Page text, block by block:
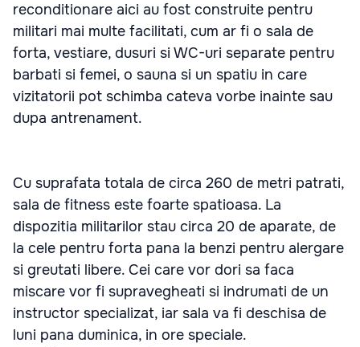
reconditionare aici au fost construite pentru
militari mai multe facilitati, cum ar fi o sala de
forta, vestiare, dusuri si WC-uri separate pentru
barbati si femei, o sauna si un spatiu in care
vizitatorii pot schimba cateva vorbe inainte sau
dupa antrenament.
Cu suprafata totala de circa 260 de metri patrati,
sala de fitness este foarte spatioasa. La
dispozitia militarilor stau circa 20 de aparate, de
la cele pentru forta pana la benzi pentru alergare
si greutati libere. Cei care vor dori sa faca
miscare vor fi supravegheati si indrumati de un
instructor specializat, iar sala va fi deschisa de
luni pana duminica, in ore speciale.